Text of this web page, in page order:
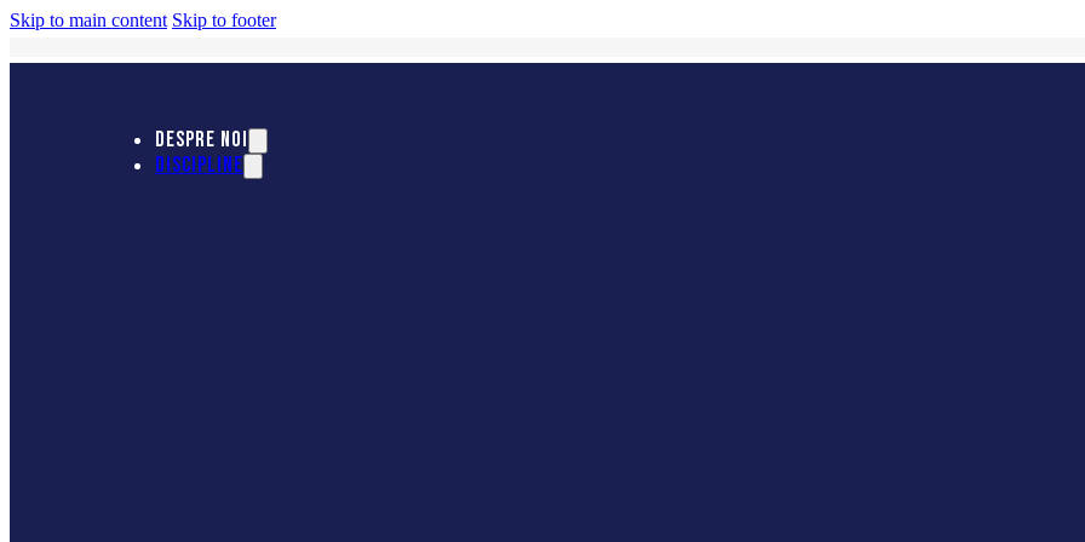
Skip to main content Skip to footer
DESPRE NOI
DISCIPLINE